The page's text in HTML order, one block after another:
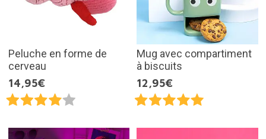
Peluche en forme de
cerveau
14,95€
Mug avec compartiment
à biscuits
12,95€